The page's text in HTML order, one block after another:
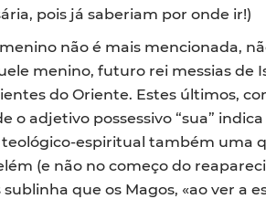
pois já saberiam por onde ir!)
não é mais mencionada,
menino, futuro rei messias de
do Oriente. Estes últimos,
o adjetivo possessivo “sua”
espiritual também uma
(e não no começo do
que os Magos, «ao ver a